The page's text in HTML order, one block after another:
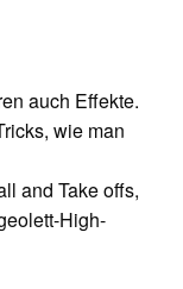
auch Effekte.
wie man
and Take offs,
High-